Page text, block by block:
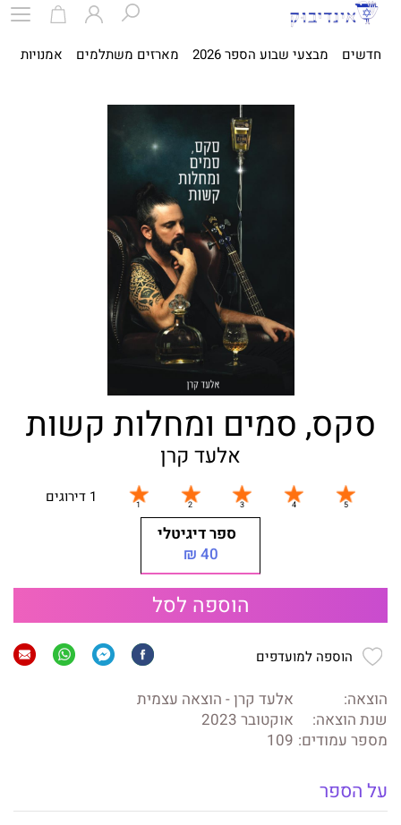
חדשים מבצעי שבוע הספר 2026 מארזים משתלמים אמנויות
סקס, סמים ומחלות קשות
אלעד קרן
1 דירוגים
ספר דיגיטלי
40 ₪
הוספה לסל
הוספה למועדפים
הוצאה:
אלעד קרן - הוצאה עצמית
שנת הוצאה:
אוקטובר 2023
מספר עמודים: 109
על הספר